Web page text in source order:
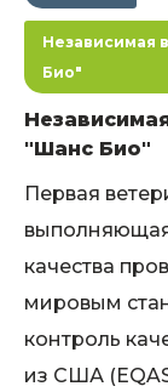
Независимая
Био"
"Шанс Био"
Первая
качества
мировым
контроль
из США